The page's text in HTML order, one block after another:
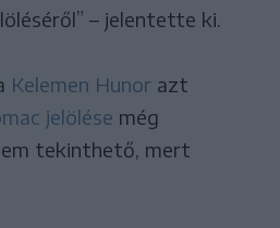
– jelentette ki.
Kelemen Hunor azt
jelölése még
tekinthető, mert